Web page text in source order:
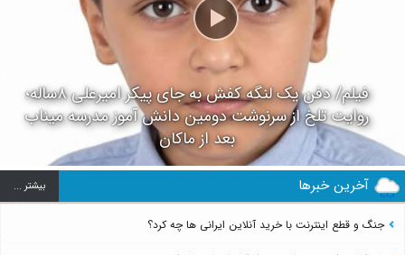
فیلم/ دفن یک لنگه کفش به جای پیکر امیرعلی ۸ساله؛
روایت تلخ از سرنوشت دومین دانش آموز مدرسه میناب
بعد از ماکان
آخرین خبرها بيشتر ...
جنگ و قطع اینترنت با خرید آنلاین ایرانی ها چه کرد؟